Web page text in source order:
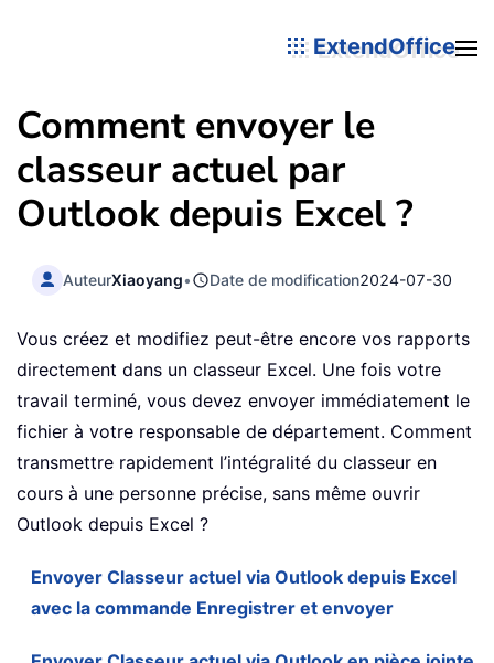
ExtendOffice
Comment envoyer le
classeur actuel par
Outlook depuis Excel ?
AuteurXiaoyang• Date de modification2024-07-30
Vous créez et modifiez peut-être encore vos rapports
directement dans un classeur Excel. Une fois votre
travail terminé, vous devez envoyer immédiatement le
fichier à votre responsable de département. Comment
transmettre rapidement l’intégralité du classeur en
cours à une personne précise, sans même ouvrir
Outlook depuis Excel ?
Envoyer Classeur actuel via Outlook depuis Excel
avec la commande Enregistrer et envoyer